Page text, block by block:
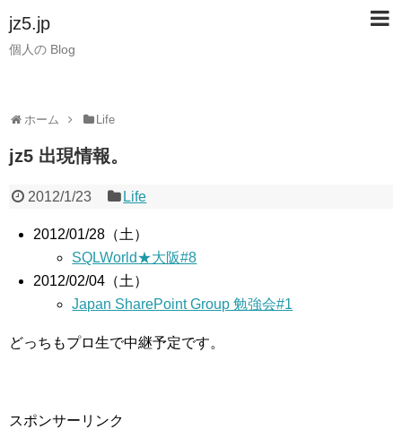
jz5.jp
個人の Blog
ホーム Life
jz5 出現情報。
2012/1/23 Life
2012/01/28（土）
SQLWorld★大阪#8
2012/02/04（土）
Japan SharePoint Group 勉強会#1
どっちもプロ生で中継予定です。
スポンサーリンク